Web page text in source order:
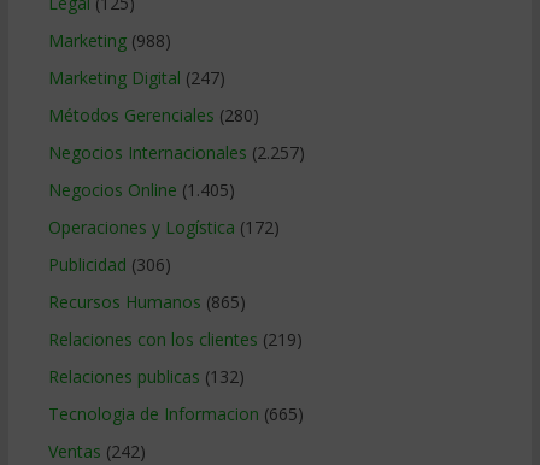
Marketing(988)
Marketing Digital (247)
Métodos Gerenciales (280)
Negocios Internacionales (2.257)
Negocios Online (1.405)
Operaciones y Logística (172)
Publicidad (306)
Recursos Humanos (865)
Relaciones con los clientes (219)
Relaciones publicas (132)
Tecnologia de Informacion (665)
Ventas (242)